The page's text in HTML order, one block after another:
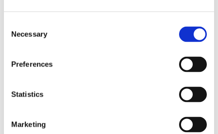
Selection
Necessary
Preferences
Statistics
Marketing
την προετοιμασία των προσφορών για τους
διαγωνισμούς του Δημοσίου, την διοργάνωση των
τμημάτων πωλήσεων. Στην Μ. Σ. Ιακωβίδης
προσελήφθει το 2000 ως υπεύθυνη υποστήριξης του
τμήματος Sales & Marketing και στη συνέχεια προήχθη
αρχικά σε Business Support Executive και αργότερα σε
της Διευθύντριας στο νέο αναβαθμισμένο τμήμα
Ποιότητας & Κανονιστικής Συμμόρφωσης.